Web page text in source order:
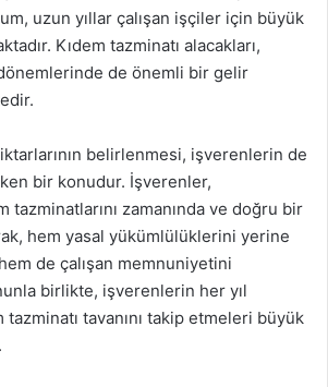
uzun yıllar çalışan işçiler için büyük
Kıdem tazminatı alacakları,
de önemli bir gelir
belirlenmesi, işverenlerin de
bir konudur. İşverenler,
tazminatlarını zamanında ve doğru bir
hem yasal yükümlülüklerini yerine
de çalışan memnuniyetini
birlikte, işverenlerin her yıl
tavanını takip etmeleri büyük